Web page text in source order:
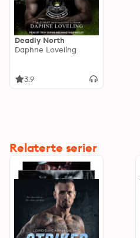
Deadly North
Daphne Loveling
3.9
Relaterte serier